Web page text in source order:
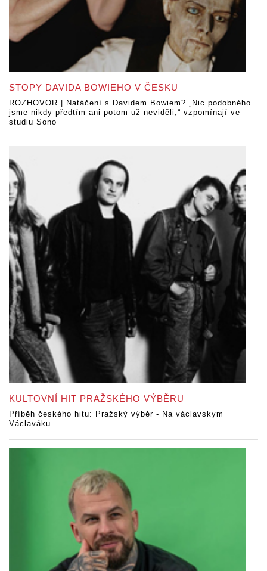
STOPY DAVIDA BOWIEHO V ČESKU
ROZHOVOR | Natáčení s Davidem Bowiem? „Nic podobného
jsme nikdy předtím ani potom už neviděli,“ vzpomínají ve
studiu Sono
KULTOVNÍ HIT PRAŽSKÉHO VÝBĚRU
Příběh českého hitu: Pražský výběr - Na václavskym
Václaváku